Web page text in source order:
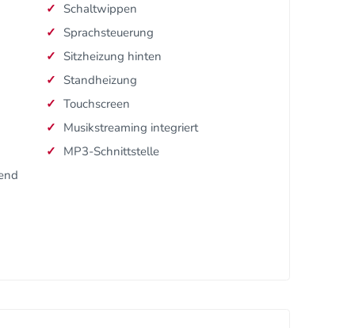
Schaltwippen
Sprachsteuerung
Sitzheizung hinten
Standheizung
Touchscreen
Musikstreaming integriert
MP3-Schnittstelle